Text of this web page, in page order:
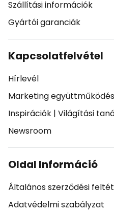
Szállítási információk
Gyártói garanciák
Kapcsolatfelvétel
Hírlevél
Marketing együttműködés
Inspirációk | Világítási
Newsroom
Oldal Információ
Általános szerződési
Adatvédelmi szabályzat